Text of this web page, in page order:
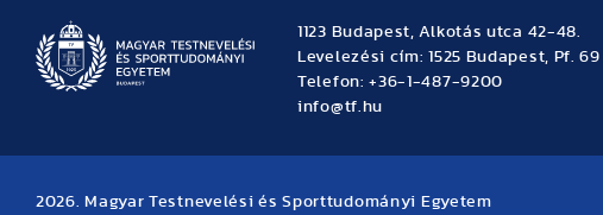
1123 Budapest, Alkotás utca 42-48.
Levelezési cím: 1525 Budapest, Pf. 69
Telefon: +36-1-487-9200
info@tf.hu
2026. Magyar Testnevelési és Sporttudományi Egyetem